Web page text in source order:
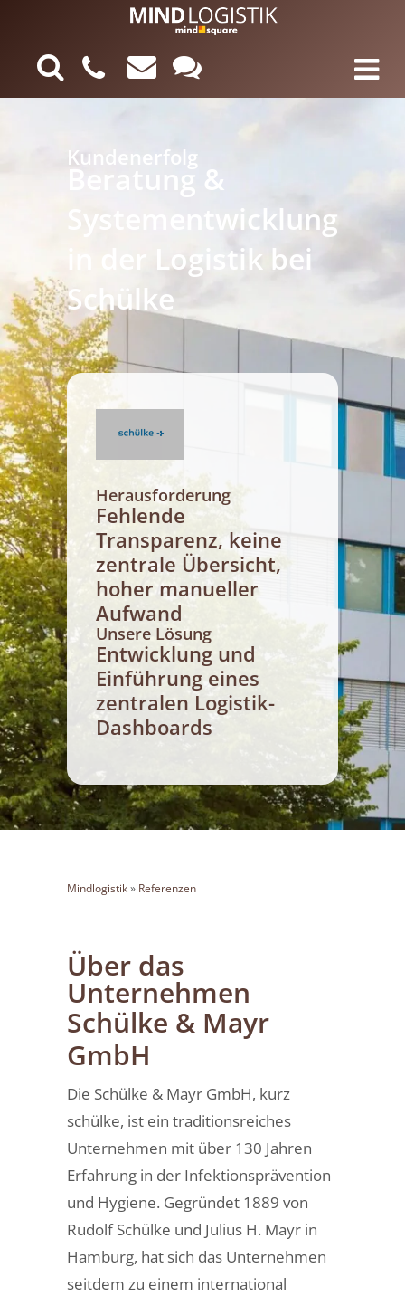
Kundenerfolg
Beratung &
Systementwicklung
in der Logistik bei
Schülke
Herausforderung
Fehlende
Transparenz, keine
zentrale Übersicht,
hoher manueller
Aufwand
Unsere Lösung
Entwicklung und
Einführung eines
zentralen Logistik-
Dashboards
Mindlogistik» Referenzen
Über das
Unternehmen
Schülke & Mayr
GmbH
Die Schülke & Mayr GmbH, kurz
schülke, ist ein traditionsreiches
Unternehmen mit über 130 Jahren
Erfahrung in der Infektionsprävention
und Hygiene. Gegründet 1889 von
Rudolf Schülke und Julius H. Mayr in
Hamburg, hat sich das Unternehmen
seitdem zu einem international